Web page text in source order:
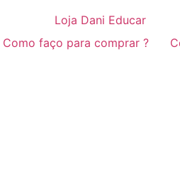
Como faço para comprar ?